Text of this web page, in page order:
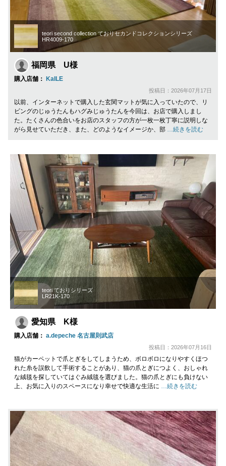
teori second collection ておりセカンドコレクションシリーズ
HR4009-170
福岡県 U様
購入店舗： KaILE
投稿日：2026年07月17日
以前、インターネットで購入した玄関マットが気に入っていたので、リ
ビングのじゅうたんもハグみじゅうたんを今回は、お店で購入しまし
た。たくさんの色合いをお店のスタッフの方が一枚一枚丁寧に説明しな
がら見せていただき、また、どのようなイメージか、部 …続きを読む
teori ておりシリーズ
LR21K-170
愛知県 K様
購入店舗： a.depeche 名古屋則武店
投稿日：2026年07月16日
猫がカーペットで爪とぎをしてしまうため、ボロボロになりやすくほつ
れた糸を誤飲して手術することがあり、猫の爪とぎにつよく、おしゃれ
な絨毯を探していてはぐみ絨毯を選びました。猫の爪とぎにも負けない
上、お気に入りのスペースになり幸せで快適な生活に …続きを読む